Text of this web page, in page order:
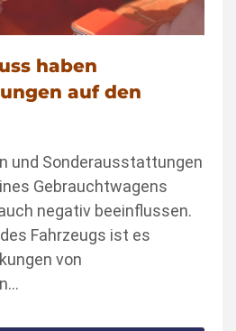
haben
auf den
und Sonderausstattungen
Gebrauchtwagens
negativ beeinflussen.
Fahrzeugs ist es
von